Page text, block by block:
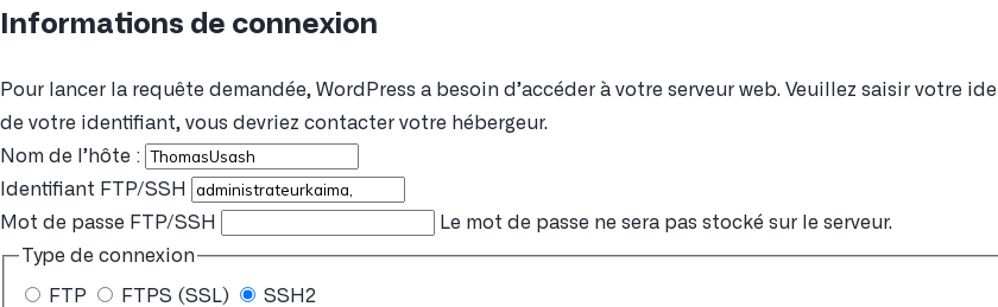
Informations de connexion
Pour lancer la requête demandée, WordPress a besoin d’accéder à votre serveur web. Veuillez saisir votre
de votre identifiant, vous devriez contacter votre hébergeur.
Nom de l’hôte :
Identifiant FTP/SSH
Mot de passe FTP/SSH
Le mot de passe ne sera pas stocké sur le serveur.
Type de connexion
FTP FTPS (SSL) SSH2